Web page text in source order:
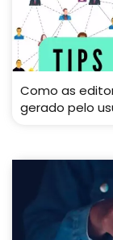
Como as
gerado pelo